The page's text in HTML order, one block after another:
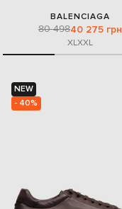
BALENCIAGA
80 49840 275 грн
XLXXL
NEW
- 40%